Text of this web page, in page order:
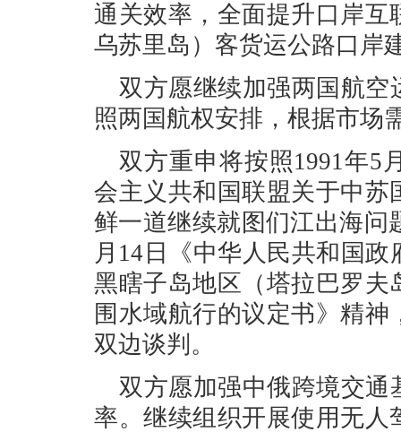
通关效率，全面提升口岸
乌苏里岛）客货运公路口岸
双方愿继续加强两国航空
照两国航权安排，根据市场
双方重申将按照1991年5
会主义共和国联盟关于中
鲜一道继续就图们江出海问
月14日《中华人民共和国
黑瞎子岛地区（塔拉巴罗
围水域航行的议定书》精
双边谈判。
双方愿加强中俄跨境交通
率。继续组织开展使用无